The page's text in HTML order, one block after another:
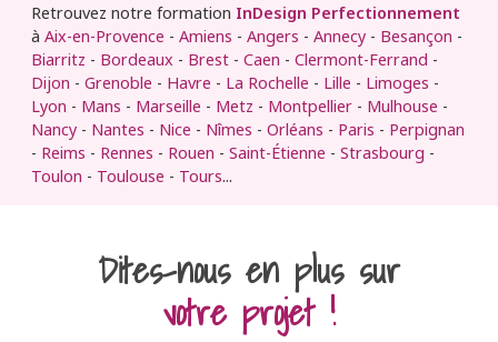
Retrouvez notre formation InDesign Perfectionnement
à Aix-en-Provence - Amiens - Angers - Annecy - Besançon -
Biarritz - Bordeaux - Brest - Caen - Clermont-Ferrand -
Dijon - Grenoble - Havre - La Rochelle - Lille - Limoges -
Lyon - Mans - Marseille - Metz - Montpellier - Mulhouse -
Nancy - Nantes - Nice - Nîmes - Orléans - Paris - Perpignan
- Reims - Rennes - Rouen - Saint-Étienne - Strasbourg -
Toulon - Toulouse - Tours...
Dites-nous en plus sur
votre projet !